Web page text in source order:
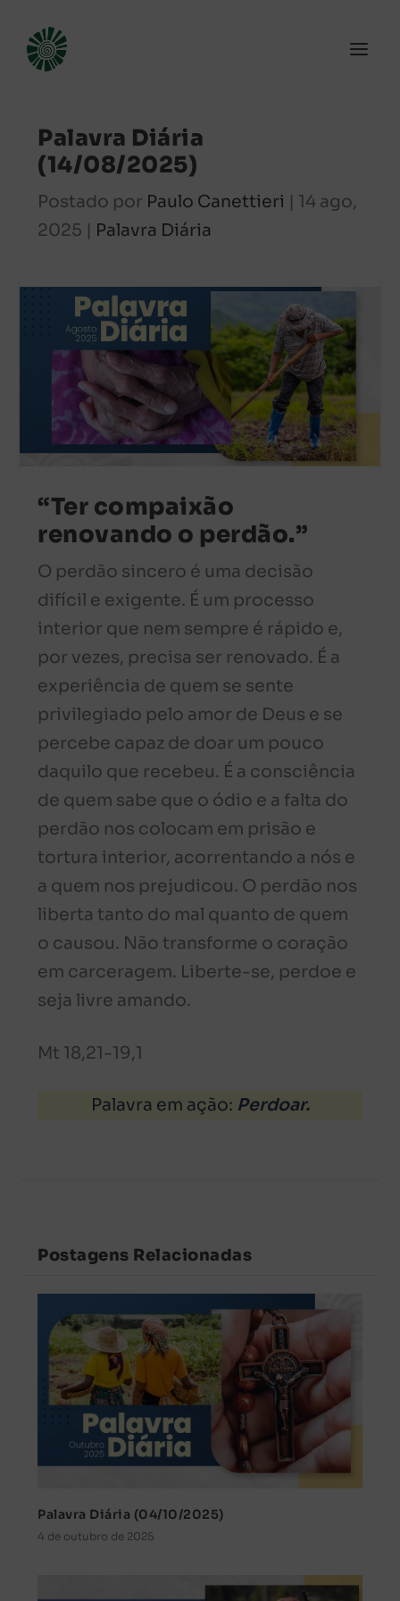
Palavra Diária
(14/08/2025)
Postado por Paulo Canettieri | 14 ago,
2025 | Palavra Diária
“Ter compaixão
renovando o perdão.”
O perdão sincero é uma decisão
difícil e exigente. É um processo
interior que nem sempre é rápido e,
por vezes, precisa ser renovado. É a
experiência de quem se sente
privilegiado pelo amor de Deus e se
percebe capaz de doar um pouco
daquilo que recebeu. É a consciência
de quem sabe que o ódio e a falta do
perdão nos colocam em prisão e
tortura interior, acorrentando a nós e
a quem nos prejudicou. O perdão nos
liberta tanto do mal quanto de quem
o causou. Não transforme o coração
em carceragem. Liberte-se, perdoe e
seja livre amando.
Mt 18,21-19,1
Palavra em ação: Perdoar.
Postagens Relacionadas
Palavra Diária (04/10/2025)
4 de outubro de 2025